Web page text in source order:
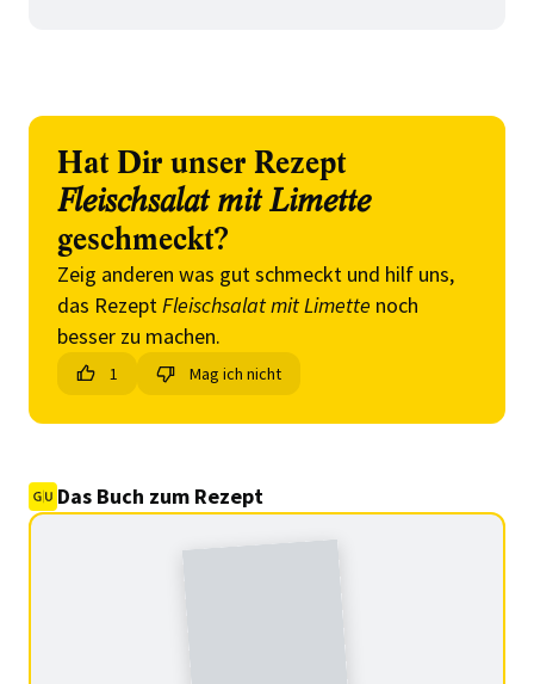
Hat Dir unser Rezept
Fleischsalat mit Limette
geschmeckt?
Zeig anderen was gut schmeckt und hilf uns,
das RezeptFleischsalat mit Limette noch
besser zu machen.
1 Mag ich nicht
Das Buch zum Rezept